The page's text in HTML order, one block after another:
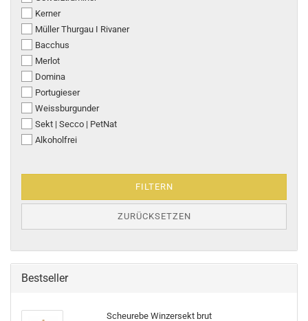
Kerner
Müller Thurgau I Rivaner
Bacchus
Merlot
Domina
Portugieser
Weissburgunder
Sekt | Secco | PetNat
Alkoholfrei
FILTERN
ZURÜCKSETZEN
Bestseller
Scheurebe Winzersekt brut